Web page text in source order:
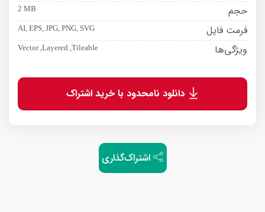
حجم 2 MB
فرمت فایل AI, EPS, JPG, PNG, SVG
ویژگی‌ها Vector ,Layered ,Tileable
دانلود نامحدود با خرید اشتراک
اشتراک‌گذاری